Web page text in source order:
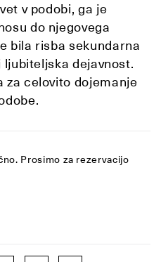
v podobi, ga je
do njegovega
bila risba sekundarna
dejavnost.
za celovito dojemanje
Prosimo za rezervacijo